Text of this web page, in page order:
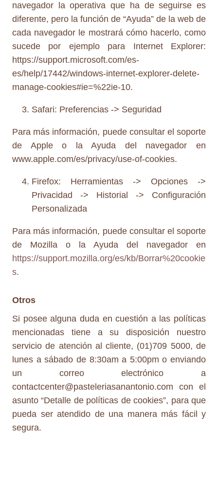
navegador la operativa que ha de seguirse es
diferente, pero la función de “Ayuda” de la web de
cada navegador le mostrará cómo hacerlo, como
sucede por ejemplo para Internet Explorer:
https://support.microsoft.com/es-
es/help/17442/windows-internet-explorer-delete-
manage-cookies#ie=%22ie-10.
Safari: Preferencias -> Seguridad
Para más información, puede consultar el soporte
de Apple o la Ayuda del navegador en
www.apple.com/es/privacy/use-of-cookies.
Firefox: Herramientas -> Opciones ->
Privacidad -> Historial -> Configuración
Personalizada
Para más información, puede consultar el soporte
de Mozilla o la Ayuda del navegador en
https://support.mozilla.org/es/kb/Borrar%20cookie
s.
Otros
Si posee alguna duda en cuestión a las políticas
mencionadas tiene a su disposición nuestro
servicio de atención al cliente, (01)709 5000, de
lunes a sábado de 8:30am a 5:00pm o enviando
un correo electrónico a
contactcenter@pasteleriasanantonio.com con el
asunto “Detalle de políticas de cookies”, para que
pueda ser atendido de una manera más fácil y
segura.